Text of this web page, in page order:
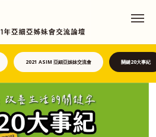
2021 ASIM 亞細亞姊妹交流會 關鍵20大事紀